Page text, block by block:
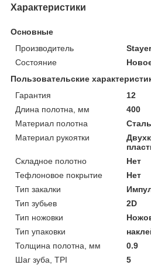
Характеристики
Основные
Производитель
Состояние
Пользовательские
Гарантия
12
Длина полотна, мм
400
Материал полотна
Материал рукоятки
Складное полотно
Нет
Тефлоновое покрытие
Нет
Тип закалки
Тип зубьев
2D
Тип ножовки
Тип упаковки
Толщина полотна, мм
0.9
Шаг зуба, TPI
5